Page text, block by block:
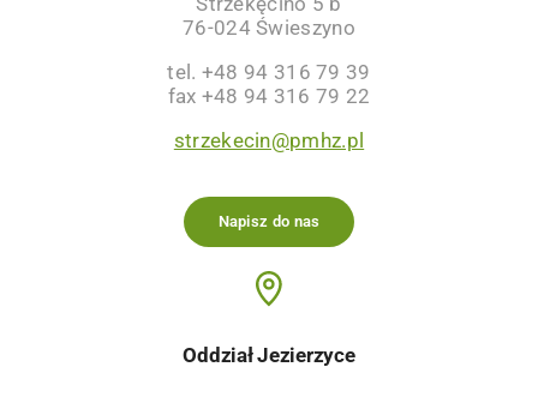
76-024 Świeszyno
tel. +48 94 316 79 39
fax +48 94 316 79 22
strzekecin@pmhz.pl
Napisz do nas
Oddział Jezierzyce